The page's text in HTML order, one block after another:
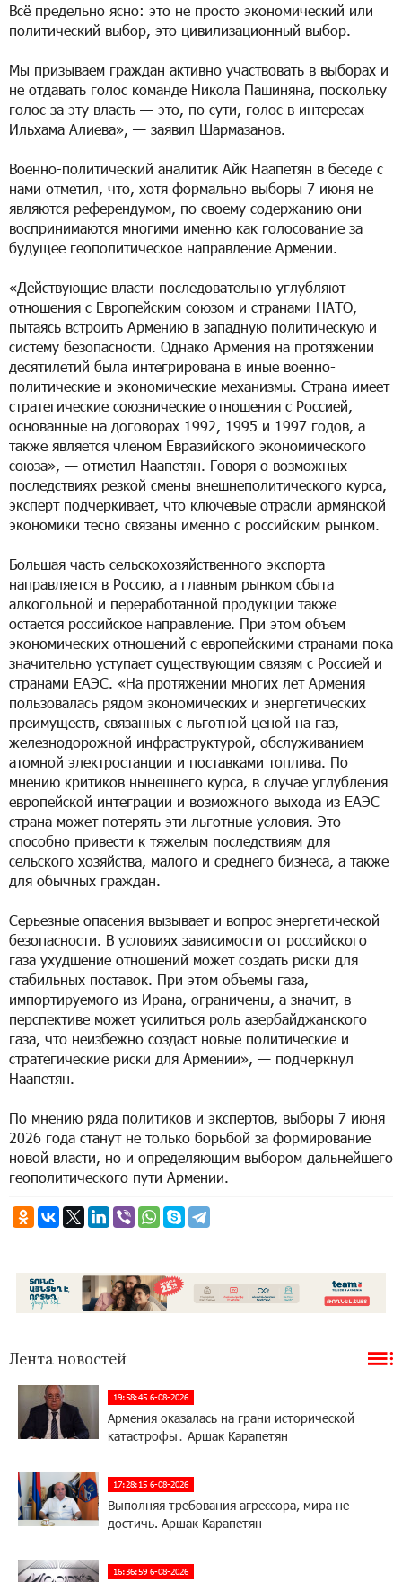
Всё предельно ясно: это не просто экономический или
политический выбор, это цивилизационный выбор.
Мы призываем граждан активно участвовать в выборах и
не отдавать голос команде Никола Пашиняна, поскольку
голос за эту власть — это, по сути, голос в интересах
Ильхама Алиева», — заявил Шармазанов.
Военно-политический аналитик Айк Наапетян в беседе с
нами отметил, что, хотя формально выборы 7 июня не
являются референдумом, по своему содержанию они
воспринимаются многими именно как голосование за
будущее геополитическое направление Армении.
«Действующие власти последовательно углубляют
отношения с Европейским союзом и странами НАТО,
пытаясь встроить Армению в западную политическую и
систему безопасности. Однако Армения на протяжении
десятилетий была интегрирована в иные военно-
политические и экономические механизмы. Страна имеет
стратегические союзнические отношения с Россией,
основанные на договорах 1992, 1995 и 1997 годов, а
также является членом Евразийского экономического
союза», — отметил Наапетян. Говоря о возможных
последствиях резкой смены внешнеполитического курса,
эксперт подчеркивает, что ключевые отрасли армянской
экономики тесно связаны именно с российским рынком.
Большая часть сельскохозяйственного экспорта
направляется в Россию, а главным рынком сбыта
алкогольной и переработанной продукции также
остается российское направление. При этом объем
экономических отношений с европейскими странами пока
значительно уступает существующим связям с Россией и
странами ЕАЭС. «На протяжении многих лет Армения
пользовалась рядом экономических и энергетических
преимуществ, связанных с льготной ценой на газ,
железнодорожной инфраструктурой, обслуживанием
атомной электростанции и поставками топлива. По
мнению критиков нынешнего курса, в случае углубления
европейской интеграции и возможного выхода из ЕАЭС
страна может потерять эти льготные условия. Это
способно привести к тяжелым последствиям для
сельского хозяйства, малого и среднего бизнеса, а также
для обычных граждан.
Серьезные опасения вызывает и вопрос энергетической
безопасности. В условиях зависимости от российского
газа ухудшение отношений может создать риски для
стабильных поставок. При этом объемы газа,
импортируемого из Ирана, ограничены, а значит, в
перспективе может усилиться роль азербайджанского
газа, что неизбежно создаст новые политические и
стратегические риски для Армении», — подчеркнул
Наапетян.
По мнению ряда политиков и экспертов, выборы 7 июня
2026 года станут не только борьбой за формирование
новой власти, но и определяющим выбором дальнейшего
геополитического пути Армении.
Лента новостей
19:58:45 6-08-2026
Армения оказалась на грани исторической
катастрофы․ Аршак Карапетян
17:28:15 6-08-2026
Выполняя требования агрессора, мира не
достичь. Аршак Карапетян
16:36:59 6-08-2026